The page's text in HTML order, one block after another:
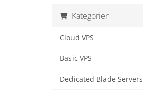
Kategorier
Cloud VPS
Basic VPS
Dedicated Blade Servers